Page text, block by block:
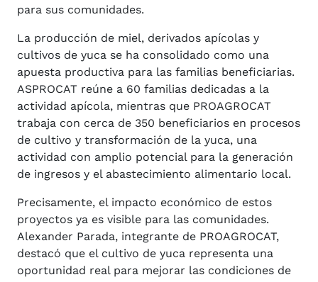
para sus comunidades.
La producción de miel, derivados apícolas y
cultivos de yuca se ha consolidado como una
apuesta productiva para las familias beneficiarias.
ASPROCAT reúne a 60 familias dedicadas a la
actividad apícola, mientras que PROAGROCAT
trabaja con cerca de 350 beneficiarios en procesos
de cultivo y transformación de la yuca, una
actividad con amplio potencial para la generación
de ingresos y el abastecimiento alimentario local.
Precisamente, el impacto económico de estos
proyectos ya es visible para las comunidades.
Alexander Parada, integrante de PROAGROCAT,
destacó que el cultivo de yuca representa una
oportunidad real para mejorar las condiciones de